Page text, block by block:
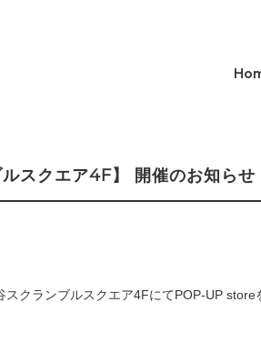
スクエア4F】 開催のお知らせ
クランブルスクエア4FにてPOP-UP store